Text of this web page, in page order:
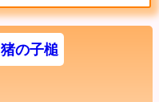
猪の子槌